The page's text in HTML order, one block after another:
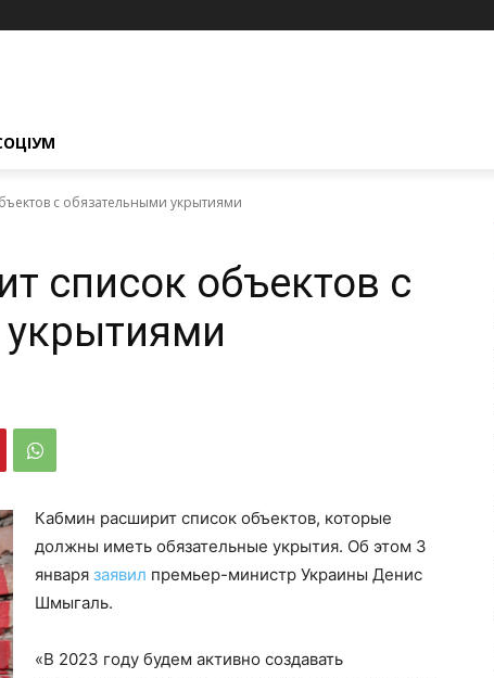
с обязательными укрытиями
список объектов с
Кабмин расширит список объектов, которые
должны иметь обязательные укрытия. Об этом 3
января заявил премьер-министр Украины Денис
Шмыгаль.
«В 2023 году будем активно создавать